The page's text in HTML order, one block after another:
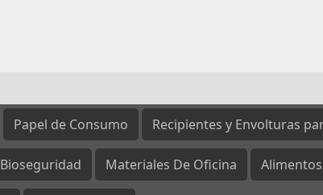
Papel de Consumo Recipientes y Envolturas
Bioseguridad Materiales De Oficina